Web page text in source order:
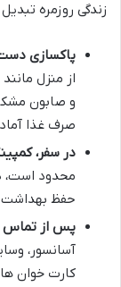
زندگی روزمره
پاکسازی
از منزل
و صابون
صرف غذا
در سفر،
محدود است،
حفظ
پس از تماس
آسانسور،
کارت خوان